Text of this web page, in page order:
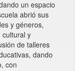
un espacio
abrió sus
y géneros,
cultural y
de talleres
dando
con